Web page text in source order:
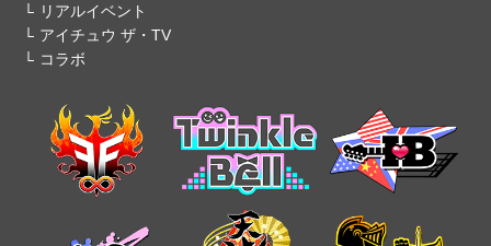
リアルイベント
アイチュウ ザ・TV
コラボ